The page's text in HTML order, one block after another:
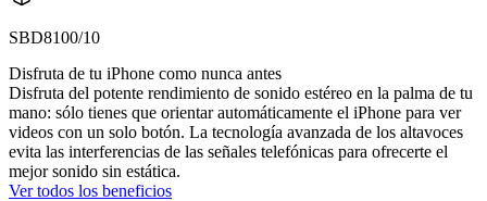
SBD8100/10
Disfruta de tu iPhone como nunca antes
Disfruta del potente rendimiento de sonido estéreo en la palma de tu
mano: sólo tienes que orientar automáticamente el iPhone para ver
videos con un solo botón. La tecnología avanzada de los altavoces
evita las interferencias de las señales telefónicas para ofrecerte el
mejor sonido sin estática.
Ver todos los beneficios